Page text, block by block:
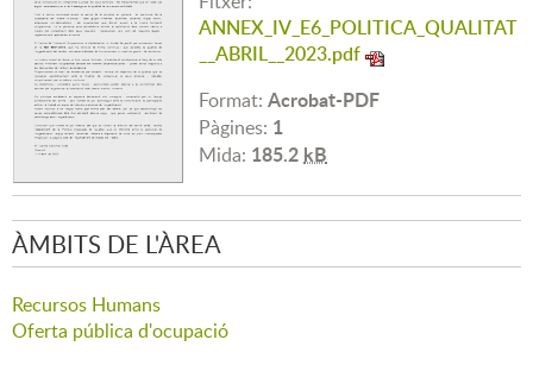
ANNEX_IV_E6_POLITICA_QUALITAT
__ABRIL__2023.pdf
Format: Acrobat-PDF
Pàgines: 1
Mida: 185.2 kB
ÀMBITS DE L'ÀREA
Recursos Humans
Oferta pública d'ocupació